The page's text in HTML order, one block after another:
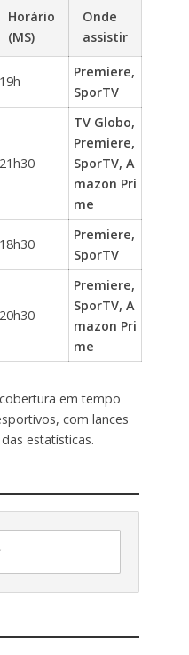
Horário
(MS)
Onde
assistir
19h
Premiere,
SporTV
21h30
TV Globo,
Premiere,
SporTV, A
mazon Pri
me
18h30
Premiere,
SporTV
20h30
Premiere,
SporTV, A
mazon Pri
me
em tempo
com lances
estatísticas.